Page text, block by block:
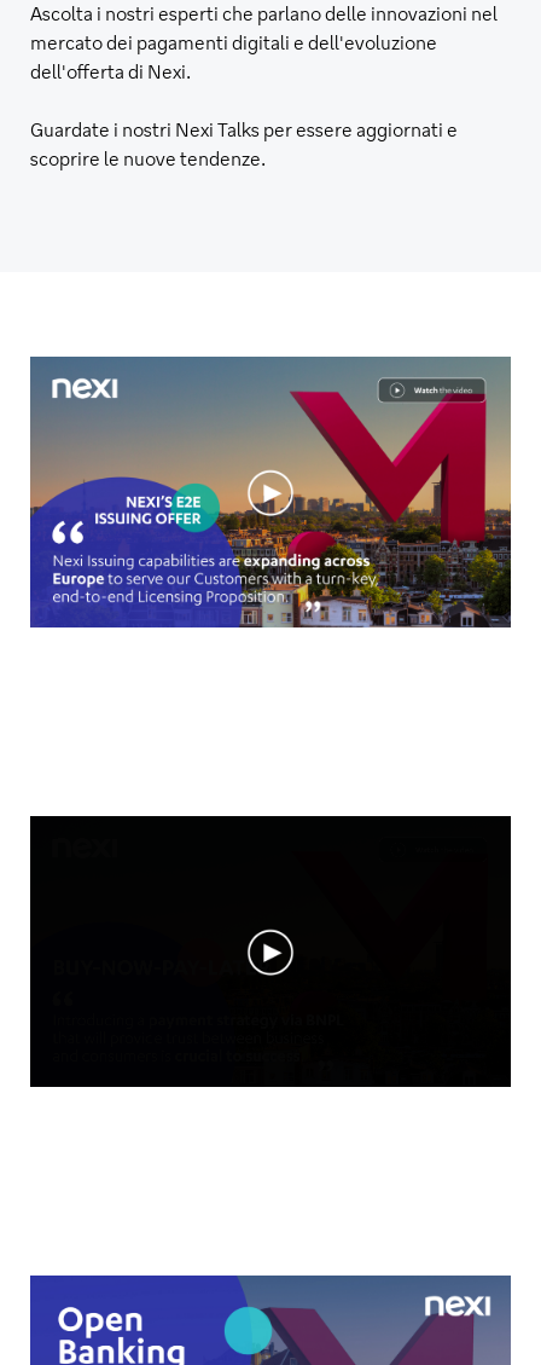
Ascolta i nostri esperti che parlano delle innovazioni nel
mercato dei pagamenti digitali e dell'evoluzione
dell'offerta di Nexi.
Guardate i nostri Nexi Talks per essere aggiornati e
scoprire le nuove tendenze.